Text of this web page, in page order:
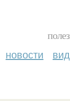
новости